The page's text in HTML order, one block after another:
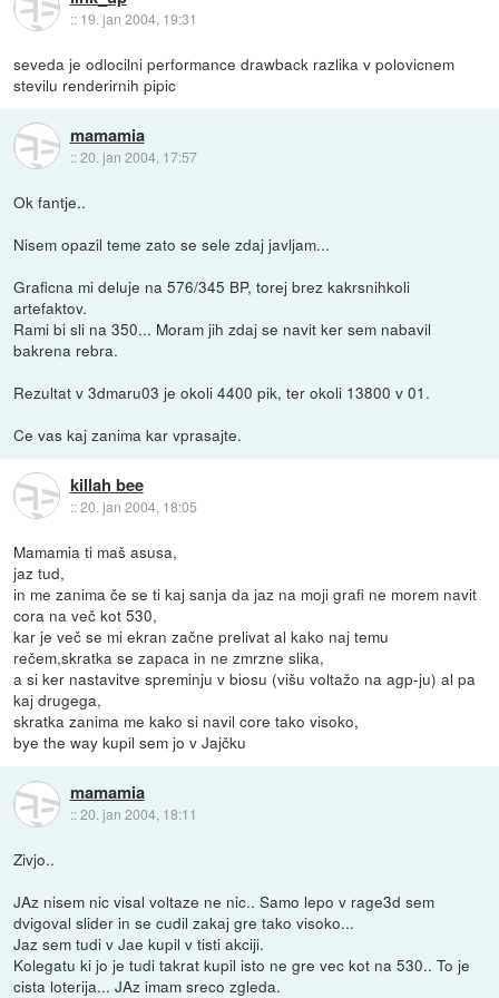
:: 19. jan 2004, 19:31
seveda je odlocilni performance drawback razlika v polovicnem
stevilu renderirnih pipic
mamamia
::20. jan 2004, 17:57
Ok fantje..
Nisem opazil teme zato se sele zdaj javljam...
Graficna mi deluje na 576/345 BP, torej brez kakrsnihkoli
artefaktov.
Rami bi sli na 350... Moram jih zdaj se navit ker sem nabavil
bakrena rebra.
Rezultat v 3dmaru03 je okoli 4400 pik, ter okoli 13800 v 01.
Ce vas kaj zanima kar vprasajte.
killah bee
::20. jan 2004, 18:05
Mamamia ti maš asusa,
jaz tud,
in me zanima če se ti kaj sanja da jaz na moji grafi ne morem navit
cora na več kot 530,
kar je več se mi ekran začne prelivat al kako naj temu
rečem,skratka se zapaca in ne zmrzne slika,
a si ker nastavitve spreminju v biosu (višu voltažo na agp-ju) al pa
kaj drugega,
skratka zanima me kako si navil core tako visoko,
bye the way kupil sem jo v Jajčku
mamamia
::20. jan 2004, 18:11
Zivjo..
JAz nisem nic visal voltaze ne nic.. Samo lepo v rage3d sem
dvigoval slider in se cudil zakaj gre tako visoko...
Jaz sem tudi v Jae kupil v tisti akciji.
Kolegatu ki jo je tudi takrat kupil isto ne gre vec kot na 530.. To je
cista loterija... JAz imam sreco zgleda.